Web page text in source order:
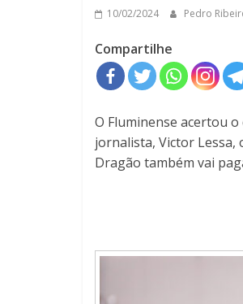
10/02/2024 Pedro
Compartilhe
O Fluminense acertou
jornalista, Victor Lessa,
Dragão também vai